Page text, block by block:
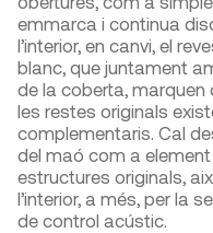
emmarca i continua
l’interior, en canvi, el
blanc, que juntament
de la coberta,
les restes originals
complementaris. Cal
del maó com a
estructures originals,
l’interior, a més, per la
de control acústic.